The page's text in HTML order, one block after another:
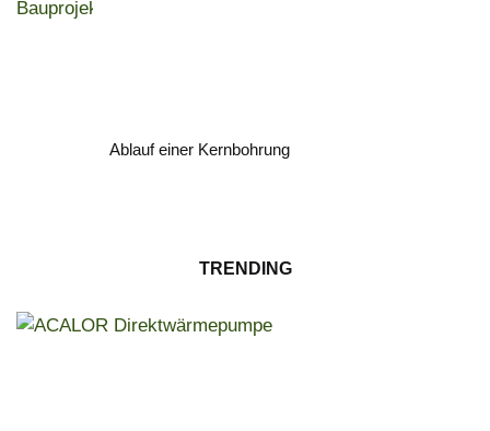
Ablauf einer Kernbohrung
TRENDING